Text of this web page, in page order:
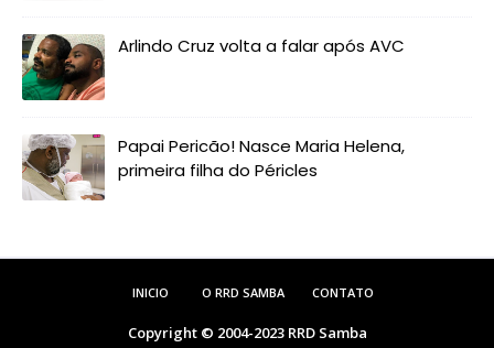
Arlindo Cruz volta a falar após AVC
Papai Pericão! Nasce Maria Helena,
primeira filha do Péricles
INICIO O RRD SAMBA CONTATO
Copyright © 2004-2023 RRD Samba